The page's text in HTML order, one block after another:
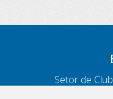
Setor de